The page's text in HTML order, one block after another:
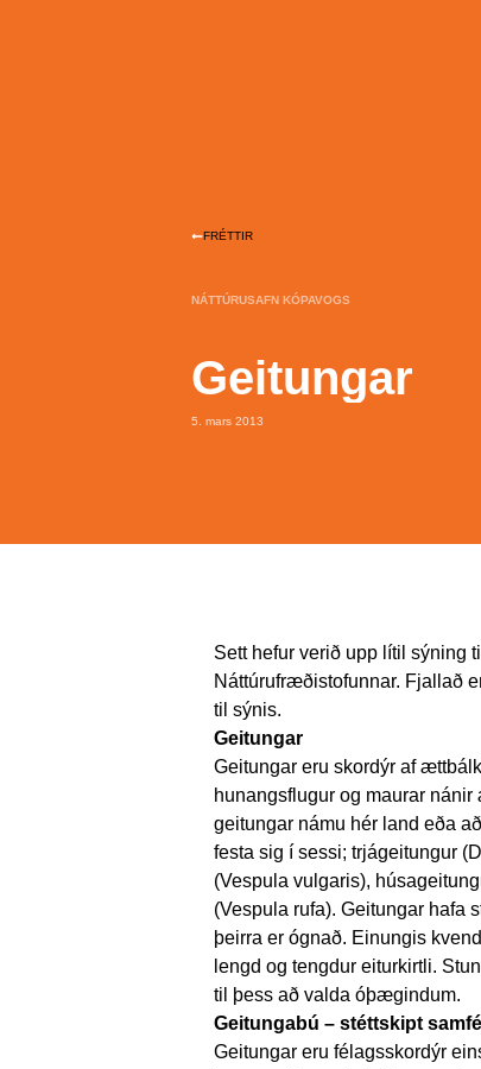
FRÉTTIR
NÁTTÚRUSAFN KÓPAVOGS
Geitungar
5. mars 2013
Sett hefur verið upp lítil sýning
Náttúrufræðistofunnar. Fjallað
til sýnis.
Geitungar
Geitungar eru skordýr af
hunangsflugur og maurar
geitungar námu hér land eða
festa sig í sessi; trjágeitungur
(Vespula vulgaris),
(Vespula rufa). Geitungar hafa
þeirra er ógnað. Einungis
lengd og tengdur eiturkirtli.
til þess að valda óþægindum.
Geitungabú – stéttskipt
Geitungar eru félagsskordýr